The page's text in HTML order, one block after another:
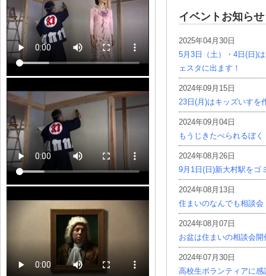
イベントお知らせ
2025年04月30日
5月3日（土）・4日(日)
ェスタに出ます！
2024年09月15日
23日(月)はキッズいすを
2024年09月04日
もうじきたべられるぼく
2024年08月26日
9月1日(日)新大村駅をゴ
2024年08月13日
住まいのなんでも相談会
2024年08月07日
お盆は住まいの相談会開
2024年07月30日
高校生ボランティアに感